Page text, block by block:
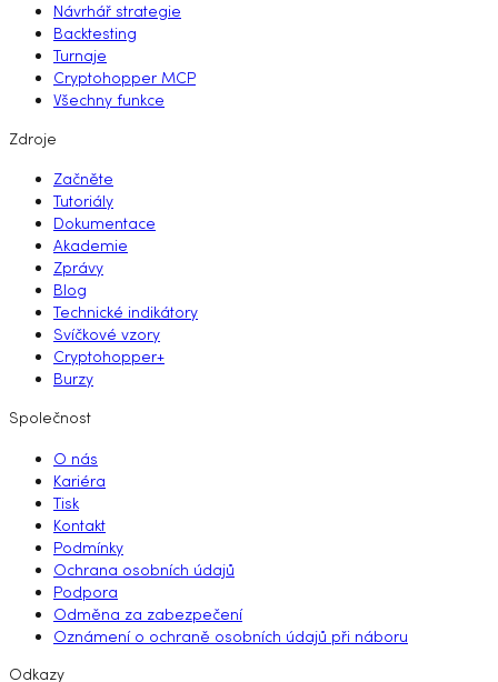
Návrhář strategie
Backtesting
Turnaje
Cryptohopper MCP
Všechny funkce
Zdroje
Začněte
Tutoriály
Dokumentace
Akademie
Zprávy
Blog
Technické indikátory
Svíčkové vzory
Cryptohopper+
Burzy
Společnost
O nás
Kariéra
Tisk
Kontakt
Podmínky
Ochrana osobních údajů
Podpora
Odměna za zabezpečení
Oznámení o ochraně osobních údajů při náboru
Odkazy